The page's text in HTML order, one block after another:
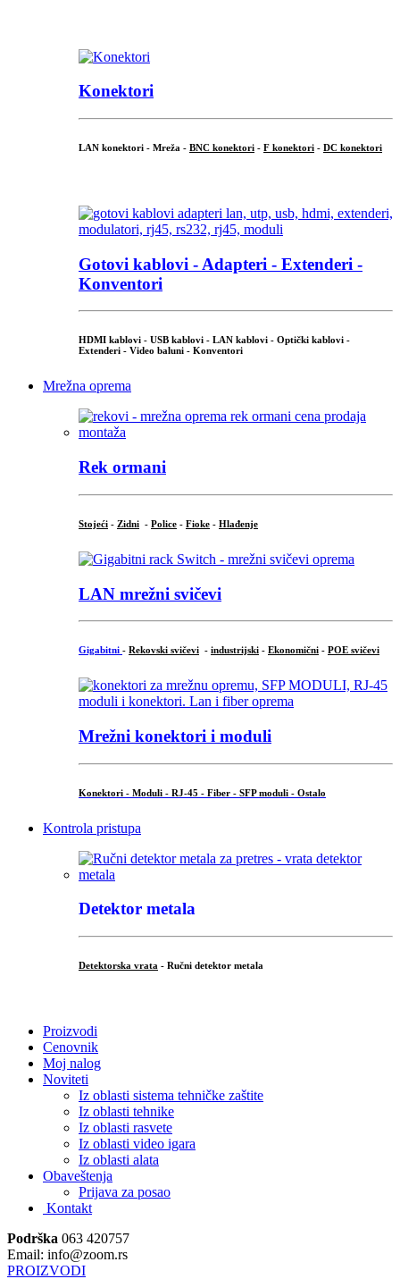
Konektori
LAN konektori - Mreža - BNC konektori - F konektori - DC konektori
Gotovi kablovi - Adapteri - Extenderi -
Konventori
HDMI kablovi - USB kablovi - LAN kablovi - Optički kablovi -
Extenderi - Video baluni - Konventori
Mrežna oprema
Rek ormani
Stojeći - Zidni - Police - Fioke - Hlađenje
LAN mrežni svičevi
Gigabitni - Rekovski svičevi - industrijski - Ekonomični - POE svičevi
Mrežni konektori i moduli
Konektori - Moduli - RJ-45 - Fiber - SFP moduli - Ostalo
Kontrola pristupa
Detektor metala
Detektorska vrata - Ručni detektor metala
Proizvodi
Cenovnik
Moj nalog
Noviteti
Iz oblasti sistema tehničke zaštite
Iz oblasti tehnike
Iz oblasti rasvete
Iz oblasti video igara
Iz oblasti alata
Obaveštenja
Prijava za posao
Kontakt
Podrška 063 420757
Email: info@zoom.rs
PROIZVODI